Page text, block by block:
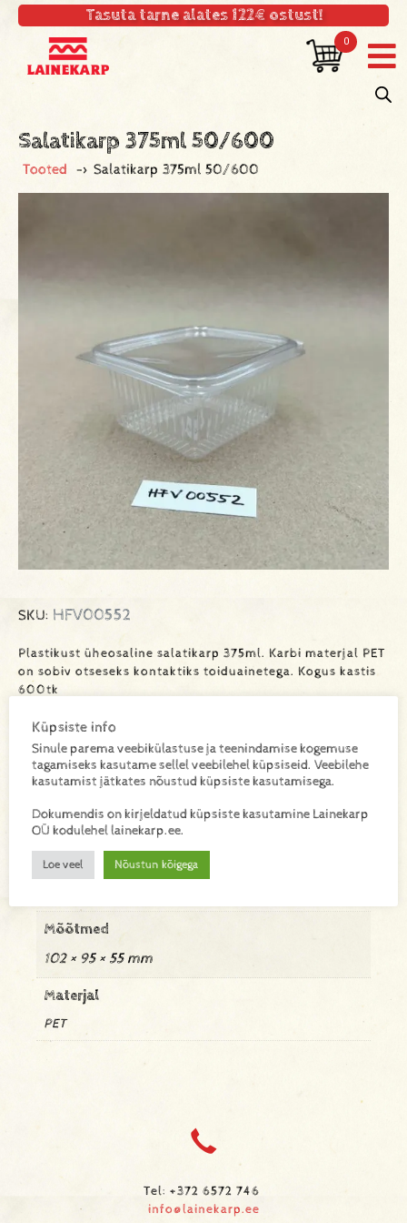
Tasuta tarne alates 122€ ostust!
0
Salatikarp 375ml 50/600
Tooted -> Salatikarp 375ml 50/600
SKU: HFV00552
Plastikust üheosaline salatikarp 375ml. Karbi materjal PET
on sobiv otseseks kontaktiks toiduainetega. Kogus kastis
600tk
Lisa toode päringukorvi
Kaal
Mõõtmed
102 × 95 × 55 mm
Materjal
PET
Küpsiste info
Sinule parema veebikülastuse ja teenindamise kogemuse
tagamiseks kasutame sellel veebilehel küpsiseid. Veebilehe
kasutamist jätkates nõustud küpsiste kasutamisega.
Dokumendis on kirjeldatud küpsiste kasutamine Lainekarp
OÜ kodulehel lainekarp.ee.
Loe veel Nõustun kõigega
Tel: +372 6572 746
info@lainekarp.ee